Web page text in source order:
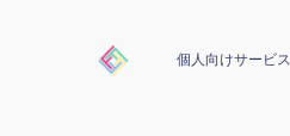
個人向けサービス